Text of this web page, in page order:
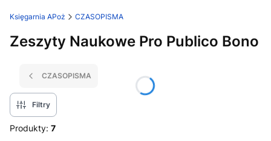
Księgarnia APoż CZASOPISMA
Zeszyty Naukowe Pro Publico Bono
CZASOPISMA
Filtry
Produkty: 7